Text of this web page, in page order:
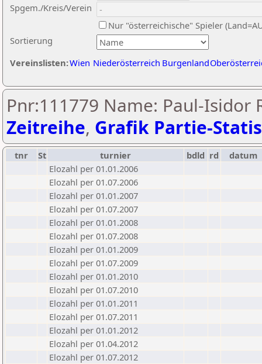
Sortierung
Spgem./Kreis/Verein
Nur "österreichische" Spieler
Vereinslisten:Wien Niederösterreich Burgenland
Pnr:111779 Name: Paul-Isidor
Zeitreihe, Grafik Partie-
tnr St turnier bdld rd
datum
Elozahl per 01.01.2006
Elozahl per 01.07.2006
Elozahl per 01.01.2007
Elozahl per 01.07.2007
Elozahl per 01.01.2008
Elozahl per 01.07.2008
Elozahl per 01.01.2009
Elozahl per 01.07.2009
Elozahl per 01.01.2010
Elozahl per 01.07.2010
Elozahl per 01.01.2011
Elozahl per 01.07.2011
Elozahl per 01.01.2012
Elozahl per 01.04.2012
Elozahl per 01.07.2012